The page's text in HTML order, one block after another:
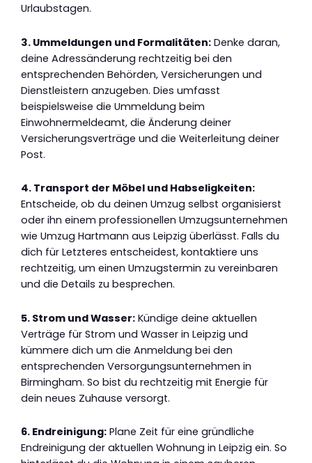
Urlaubstagen.
3. Ummeldungen und Formalitäten: Denke daran,
deine Adressänderung rechtzeitig bei den
entsprechenden Behörden, Versicherungen und
Dienstleistern anzugeben. Dies umfasst
beispielsweise die Ummeldung beim
Einwohnermeldeamt, die Änderung deiner
Versicherungsverträge und die Weiterleitung deiner
Post.
4. Transport der Möbel und Habseligkeiten:
Entscheide, ob du deinen Umzug selbst organisierst
oder ihn einem professionellen Umzugsunternehmen
wie Umzug Hartmann aus Leipzig überlässt. Falls du
dich für Letzteres entscheidest, kontaktiere uns
rechtzeitig, um einen Umzugstermin zu vereinbaren
und die Details zu besprechen.
5. Strom und Wasser: Kündige deine aktuellen
Verträge für Strom und Wasser in Leipzig und
kümmere dich um die Anmeldung bei den
entsprechenden Versorgungsunternehmen in
Birmingham. So bist du rechtzeitig mit Energie für
dein neues Zuhause versorgt.
6. Endreinigung: Plane Zeit für eine gründliche
Endreinigung der aktuellen Wohnung in Leipzig ein. So